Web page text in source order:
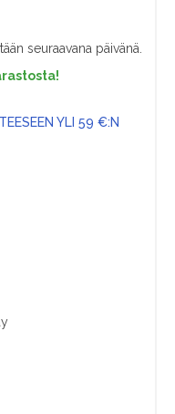
seuraavana päivänä.
YLI 59 €:N